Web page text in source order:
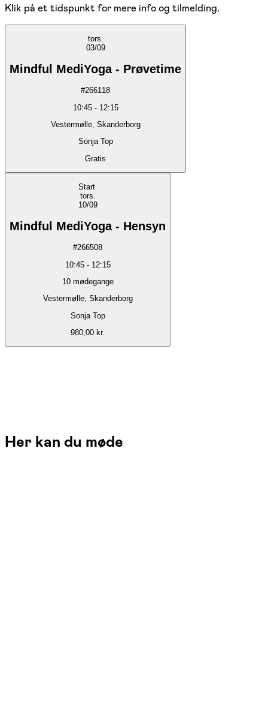
Klik på et tidspunkt for mere info og tilmelding.
tors.
03/09
Mindful MediYoga - Prøvetime
#266118
10:45- 12:15
Vestermølle, Skanderborg
Sonja Top
Gratis
Start
tors.
10/09
Mindful MediYoga - Hensyn
#266508
10:45- 12:15
10 mødegange
Vestermølle, Skanderborg
Sonja Top
980,00 kr.
Her kan du møde